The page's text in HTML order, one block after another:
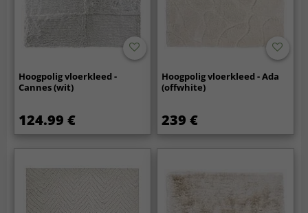
Hoogpolig vloerkleed -
Cannes (wit)
124.99 €
Hoogpolig vloerkleed - Ada
(offwhite)
239 €